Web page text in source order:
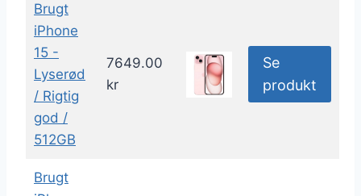
Brugt
iPhone
15 -
Lyserød
/ Rigtig
god /
512GB
7649.00
kr
Se
produkt
Brugt